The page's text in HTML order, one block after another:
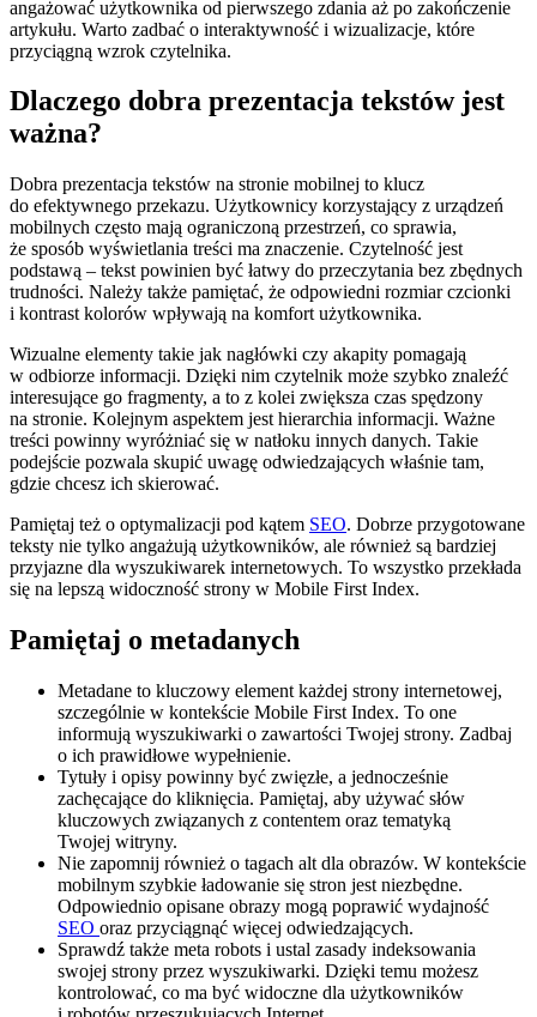
angażować użytkownika od pierwszego zdania aż po zakończenie
artykułu. Warto zadbać o interaktywność i wizualizacje, które
przyciągną wzrok czytelnika.
Dlaczego dobra prezentacja tekstów jest
ważna?
Dobra prezentacja tekstów na stronie mobilnej to klucz
do efektywnego przekazu. Użytkownicy korzystający z urządzeń
mobilnych często mają ograniczoną przestrzeń, co sprawia,
że sposób wyświetlania treści ma znaczenie. Czytelność jest
podstawą – tekst powinien być łatwy do przeczytania bez zbędnych
trudności. Należy także pamiętać, że odpowiedni rozmiar czcionki
i kontrast kolorów wpływają na komfort użytkownika.
Wizualne elementy takie jak nagłówki czy akapity pomagają
w odbiorze informacji. Dzięki nim czytelnik może szybko znaleźć
interesujące go fragmenty, a to z kolei zwiększa czas spędzony
na stronie. Kolejnym aspektem jest hierarchia informacji. Ważne
treści powinny wyróżniać się w natłoku innych danych. Takie
podejście pozwala skupić uwagę odwiedzających właśnie tam,
gdzie chcesz ich skierować.
Pamiętaj też o optymalizacji pod kątem SEO. Dobrze przygotowane
teksty nie tylko angażują użytkowników, ale również są bardziej
przyjazne dla wyszukiwarek internetowych. To wszystko przekłada
się na lepszą widoczność strony w Mobile First Index.
Pamiętaj o metadanych
Metadane to kluczowy element każdej strony internetowej,
szczególnie w kontekście Mobile First Index. To one
informują wyszukiwarki o zawartości Twojej strony. Zadbaj
o ich prawidłowe wypełnienie.
Tytuły i opisy powinny być zwięzłe, a jednocześnie
zachęcające do kliknięcia. Pamiętaj, aby używać słów
kluczowych związanych z contentem oraz tematyką
Twojej witryny.
Nie zapomnij również o tagach alt dla obrazów. W kontekście
mobilnym szybkie ładowanie się stron jest niezbędne.
Odpowiednio opisane obrazy mogą poprawić wydajność
SEO oraz przyciągnąć więcej odwiedzających.
Sprawdź także meta robots i ustal zasady indeksowania
swojej strony przez wyszukiwarki. Dzięki temu możesz
kontrolować, co ma być widoczne dla użytkowników